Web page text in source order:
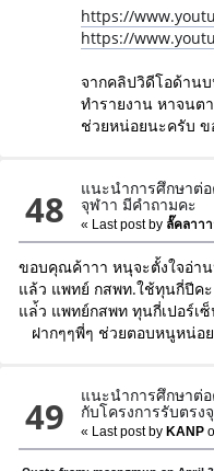
https://
https://
จากคลิปวิดีโอด้าน
ทำรายงาน หาจนต
ช่วยหน่อยนะครับ
48 แนะนำการศึกษาต่
จุฬาา มีคำถามคะ
« Last post by ลั๊คลาา
ขอบคุณค้าาา หนุจะตั้งใจอ่า
แล้ว แพทย์ กสพท.ใช้ทุนกี่ปีคะ
แล่้ว แพทย์กสพท ทุนกี่เปอร์เ
ฝากๆๆพี่ๆ ช่วยตอบหนูหน่อ
49 แนะนำการศึกษาต่
กับโครงการรับตร
« Last post by KANP